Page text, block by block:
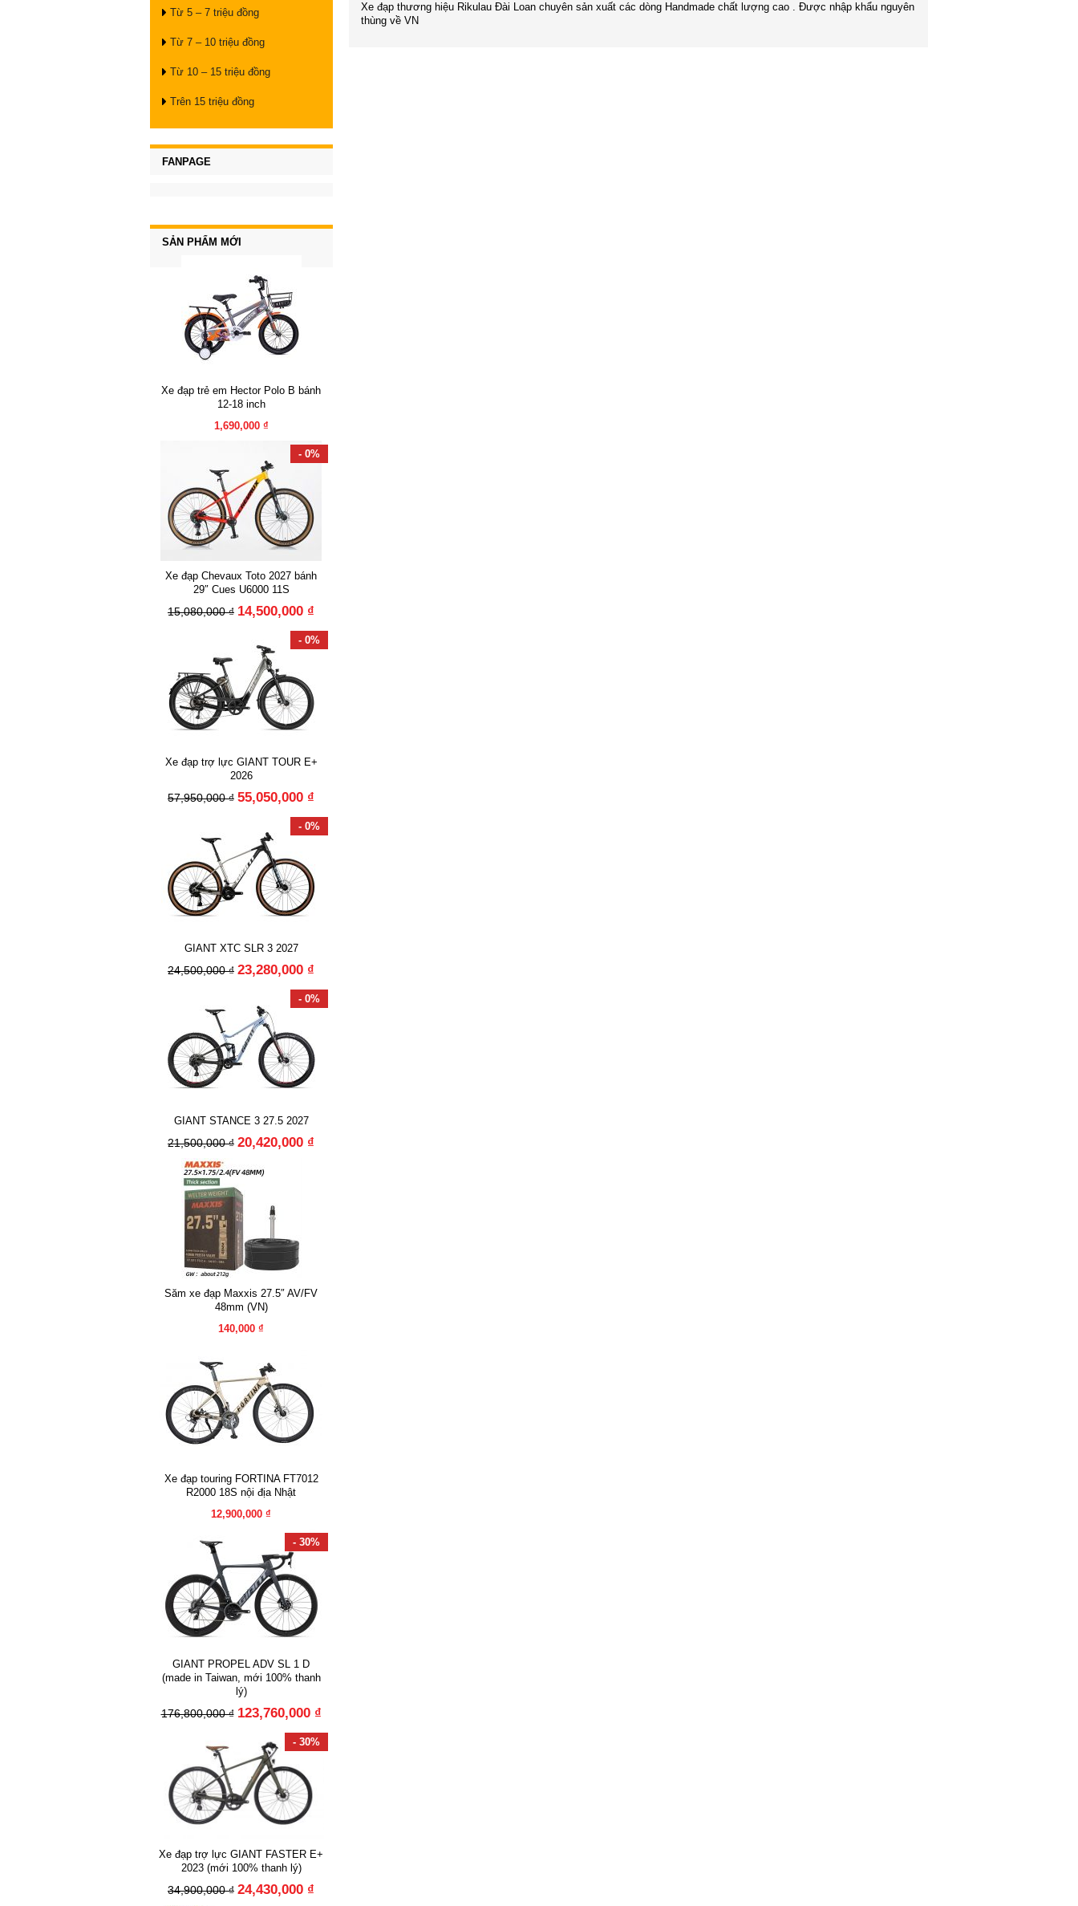
Từ 5 – 7 triệu đồng
Từ 7 – 10 triệu đồng
Từ 10 – 15 triệu đồng
Trên 15 triệu đồng
FANPAGE
SẢN PHẨM MỚI
Xe đạp trẻ em Hector Polo B bánh
12-18 inch
1,690,000 ₫
- 0%
Xe đạp Chevaux Toto 2027 bánh
29″ Cues U6000 11S
15,080,000 ₫ 14,500,000 ₫
- 0%
Xe đạp trợ lực GIANT TOUR E+
2026
57,950,000 ₫ 55,050,000 ₫
- 0%
GIANT XTC SLR 3 2027
24,500,000 ₫ 23,280,000 ₫
- 0%
GIANT STANCE 3 27.5 2027
21,500,000 ₫ 20,420,000 ₫
Săm xe đạp Maxxis 27.5″ AV/FV
48mm (VN)
140,000 ₫
Xe đạp touring FORTINA FT7012
R2000 18S nội địa Nhật
12,900,000 ₫
- 30%
GIANT PROPEL ADV SL 1 D
(made in Taiwan, mới 100% thanh
lý)
176,800,000 ₫ 123,760,000 ₫
- 30%
Xe đạp trợ lực GIANT FASTER E+
2023 (mới 100% thanh lý)
34,900,000 ₫ 24,430,000 ₫
Xe đạp thương hiệu Rikulau Đài Loan chuyên sản xuất các dòng Handmade chất lượng cao . Được nhập khẩu nguyên
thùng về VN